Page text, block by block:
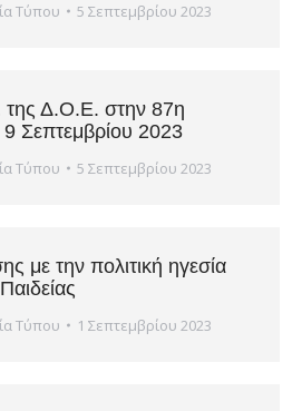
Τύπου 5 Σεπτεμβρίου 2023
της Δ.Ο.Ε. στην 87η
Σεπτεμβρίου 2023
Τύπου 5 Σεπτεμβρίου 2023
με την πολιτική ηγεσία
Τύπου 1 Σεπτεμβρίου 2023